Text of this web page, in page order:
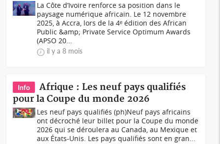
La Côte d’Ivoire renforce sa position dans le
paysage numérique africain. Le 12 novembre
2025, à Accra, lors de la 4ᵉ édition des African
Public &amp; Private Service Optimum Awards
(APSO 20...
il y a 8 mois
Info
Afrique : Les neuf pays qualifiés
pour la Coupe du monde 2026
Les neuf pays qualifiés (ph)Neuf pays africains
ont décroché leur billet pour la Coupe du monde
2026 qui se déroulera au Canada, au Mexique et
aux États-Unis. Les pays qualifiés sont en gran...